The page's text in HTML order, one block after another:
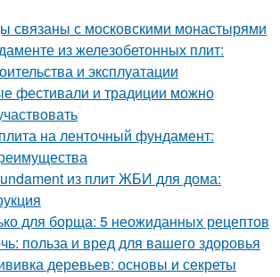
связаны с московскими монастырями
из железобетонных плит:
и эксплуатации
фестивали и традиции можно
на ленточный фундамент:
из плит ЖБИ для дома:
для борща: 5 неожиданных рецептов
польза и вред для вашего здоровья
деревьев: основы и секреты